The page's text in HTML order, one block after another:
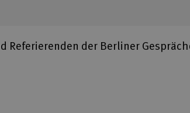
Referierenden der Berliner